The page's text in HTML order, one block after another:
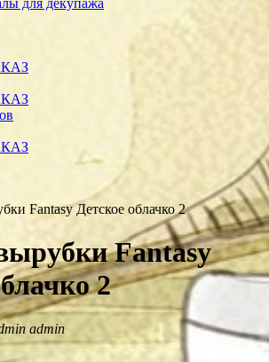
для декупажа
Fantasy Детское облачко 2
Fantasy
2
admin